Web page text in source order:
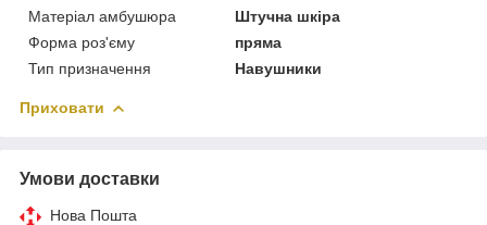
Матеріал амбушюра
Штучна шкіра
Форма роз'єму
пряма
Тип призначення
Навушники
Приховати
Умови доставки
Нова Пошта